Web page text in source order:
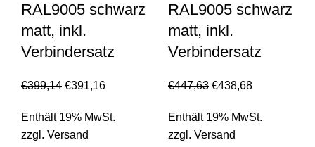
RAL9005 schwarz
matt, inkl.
Verbindersatz
€399,14 €391,16
Enthält 19% MwSt.
zzgl. Versand
RAL9005 schwarz
matt, inkl.
Verbindersatz
€447,63 €438,68
Enthält 19% MwSt.
zzgl. Versand